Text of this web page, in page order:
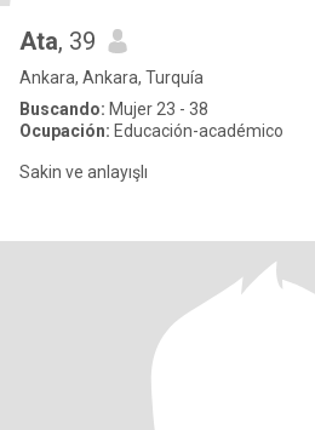
Ata, 39
Ankara, Ankara, Turquía
Buscando: Mujer 23 - 38
Ocupación: Educación-académico
Sakin ve anlayışlı